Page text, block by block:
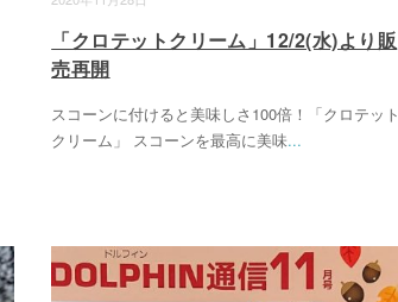
「クロテットクリーム」12/2(水)より販
売再開
スコーンに付けると美味しさ100倍！「クロテット
クリーム」 スコーンを最高に美味...